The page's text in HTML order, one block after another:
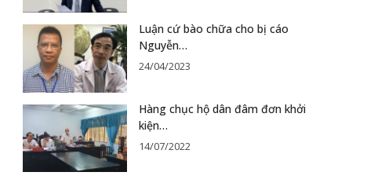
Luận cứ bào chữa cho bị cáo
Nguyễn…
24/04/2023
Hàng chục hộ dân đâm đơn khởi
kiện…
14/07/2022